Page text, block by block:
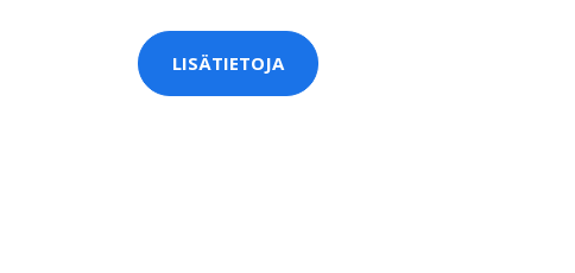
LISÄTIETOJA